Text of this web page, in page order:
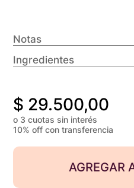
Notas
Ingredientes
$ 29.500,00
o 3 cuotas sin interés
10% off con transferencia
AGREGAR